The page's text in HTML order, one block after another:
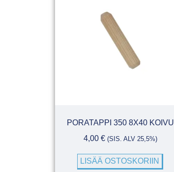
PORATAPPI 350 8X40 KOIVU
4,00 € (SIS. ALV 25,5%)
LISÄÄ OSTOSKORIIN